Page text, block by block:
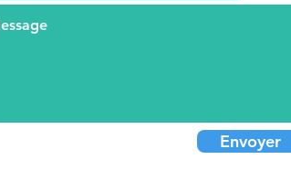
Envoyer